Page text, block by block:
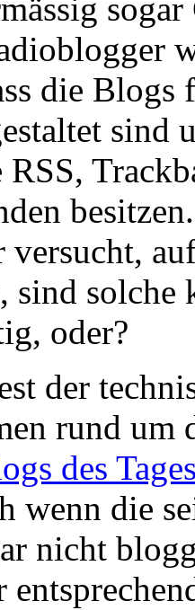
die
versucht,
sind
oder?
der
rund um
des
wenn die
nicht